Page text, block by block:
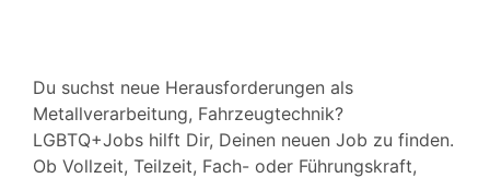
Du suchst neue Herausforderungen als
Metallverarbeitung, Fahrzeugtechnik?
LGBTQ+Jobs hilft Dir, Deinen neuen Job zu finden.
Ob Vollzeit, Teilzeit, Fach- oder Führungskraft,